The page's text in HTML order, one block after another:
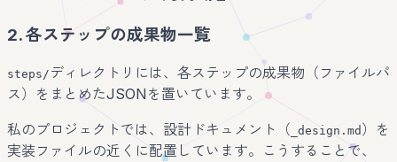
2. 各ステップの成果物一覧
steps/ ディレクトリには、各ステップの成果物（ファイルパ
ス）をまとめたJSONを置いています。
私のプロジェクトでは、設計ドキュメント（ _design.md ）を
実装ファイルの近くに配置しています。こうすることで、